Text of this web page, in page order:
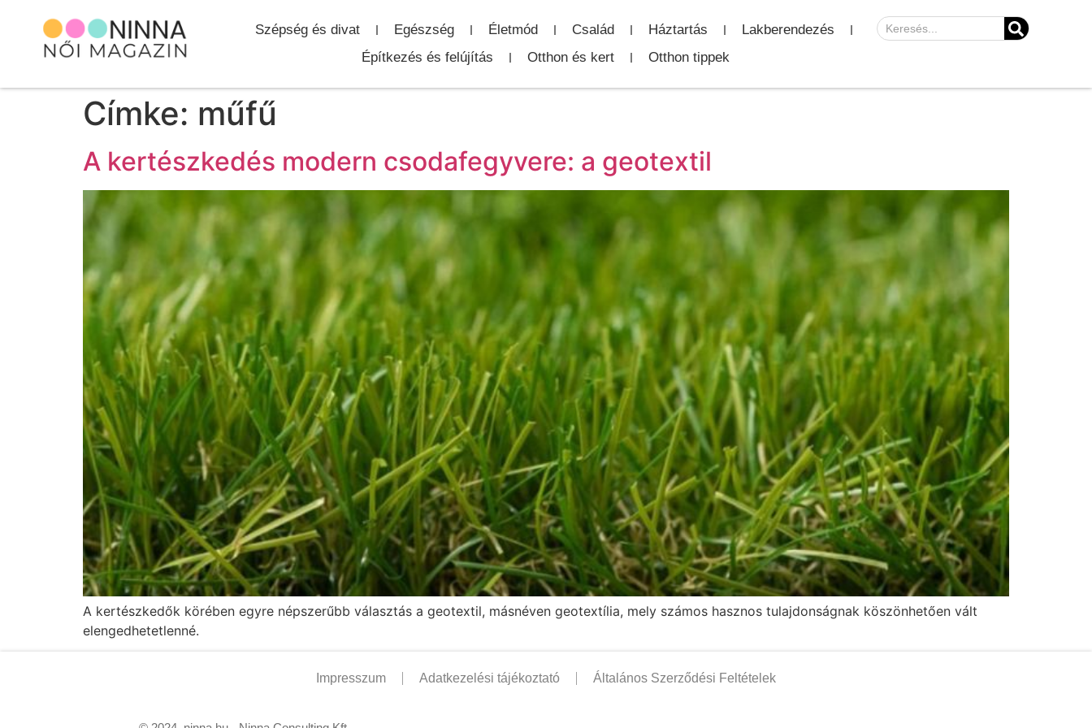
Szépség és divat Egészség Életmód Család Háztartás
Lakberendezés
Építkezés és felújítás
Otthon és kert Otthon tippek
Címke: műfű
A kertészkedés modern csodafegyvere: a geotextil
A kertészkedők körében egyre népszerűbb választás a geotextil, másnéven geotextília, mely számos hasznos tulajdonságnak köszönhetően vált
elengedhetetlenné.
Impresszum Adatkezelési tájékoztató Általános Szerződési Feltételek